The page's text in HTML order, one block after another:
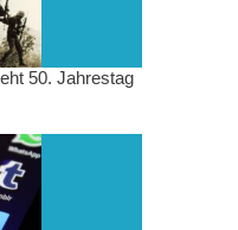
50. Jahrestag